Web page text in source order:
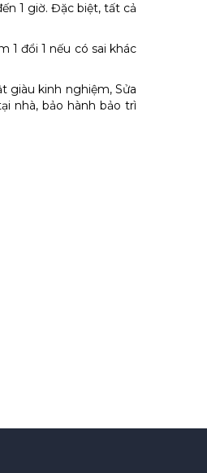
1 giờ. Đặc biệt, tất cả
1 đổi 1 nếu có sai khác
giàu kinh nghiệm, Sửa
nhà, bảo hành bảo trì